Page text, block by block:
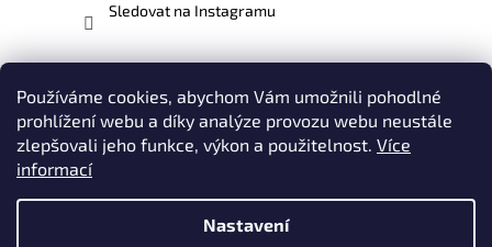
Používáme cookies, abychom Vám umožnili pohodlné
prohlížení webu a díky analýze provozu webu neustále
zlepšovali jeho funkce, výkon a použitelnost. Více
informací
Nastavení
Sledovat na Instagramu